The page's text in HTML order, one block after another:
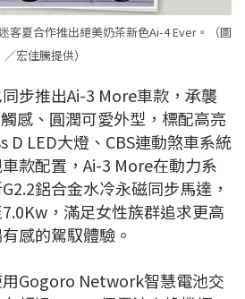
客夏合作推出絕美奶茶新色Ai-4 Ever。（圖
／宏佳騰提供）
步推出Ai-3 More車款，承襲
感、圓潤可愛外型，標配高亮
D LED大燈、CBS連動煞車系統
款配置，Ai-3 More在動力系
鋁合金水冷永磁同步馬達，
，滿足女性族群追求更高
感的駕馭體驗。
Gogoro Network智慧電池交